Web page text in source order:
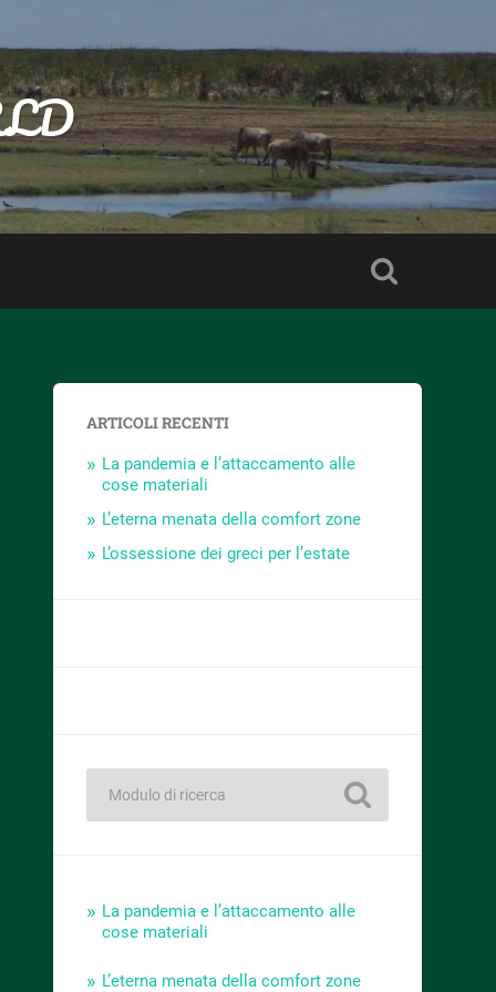
ARTICOLI RECENTI
La pandemia e l’attaccamento alle
cose materiali
L’eterna menata della comfort zone
L’ossessione dei greci per l’estate
La pandemia e l’attaccamento alle
cose materiali
L’eterna menata della comfort zone